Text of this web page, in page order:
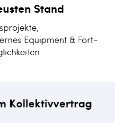
Stand
Equipment & Fort-
Kollektivvertrag